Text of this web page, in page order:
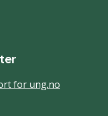
for ung.no